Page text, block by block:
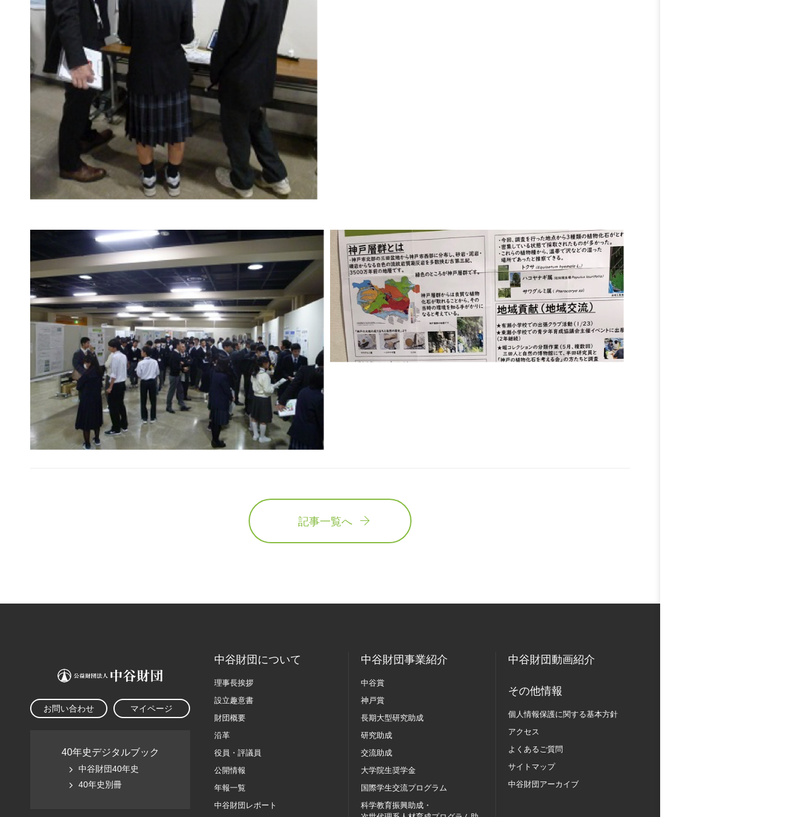
記事一覧へ
お問い合わせ マイページ
40年史デジタルブック
中谷財団40年史
40年史別冊
中谷財団について
理事長挨拶
設立趣意書
財団概要
沿革
役員・評議員
公開情報
年報一覧
中谷財団レポート
中谷財団事業紹介
中谷賞
神戸賞
長期大型研究助成
研究助成
交流助成
大学院生奨学金
国際学生交流プログラム
科学教育振興助成・
中谷財団動画紹介
その他情報
個人情報保護に関する基本方針
アクセス
よくあるご質問
サイトマップ
中谷財団アーカイブ